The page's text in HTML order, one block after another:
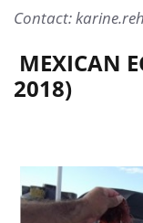
Contact:
MEXICAN
2018)